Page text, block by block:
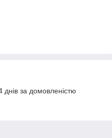
за домовленістю